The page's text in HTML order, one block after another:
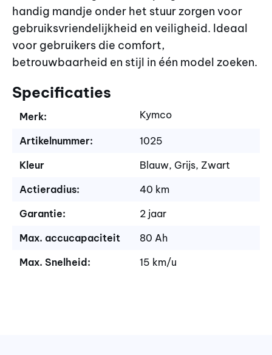
handig mandje onder het stuur zorgen voor
gebruiksvriendelijkheid en veiligheid. Ideaal
voor gebruikers die comfort,
betrouwbaarheid en stijl in één model zoeken.
Specificaties
Merk: Kymco
Artikelnummer:
1025
Kleur
Blauw, Grijs, Zwart
Actieradius:
40 km
Garantie:
2 jaar
Max. accucapaciteit
80 Ah
Max. Snelheid:
15 km/u